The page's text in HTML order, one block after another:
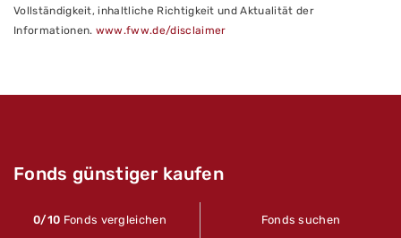
0/10 Fonds vergleichen Fonds suchen
Vollständigkeit, inhaltliche Richtigkeit und Aktualität der
Informationen. www.fww.de/disclaimer
Fonds günstiger kaufen
Bei FondsSuperMarkt kaufen Sie Fonds mit 100%